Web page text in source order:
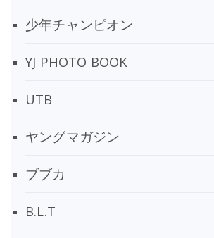
少年チャンピオン
YJ PHOTO BOOK
UTB
ヤングマガジン
ブブカ
B.L.T